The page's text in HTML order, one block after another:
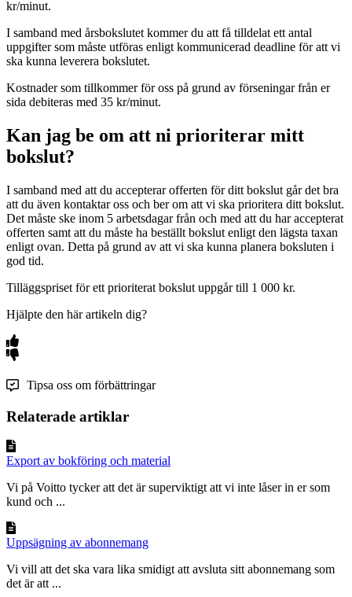
kr/minut.
I samband med årsbokslutet kommer du att få tilldelat ett antal
uppgifter som måste utföras enligt kommunicerad deadline för att vi
ska kunna leverera bokslutet.
Kostnader som tillkommer för oss på grund av förseningar från er
sida debiteras med 35 kr/minut.
Kan jag be om att ni prioriterar mitt
bokslut?
I samband med att du accepterar offerten för ditt bokslut går det bra
att du även kontaktar oss och ber om att vi ska prioritera ditt bokslut.
Det måste ske inom 5 arbetsdagar från och med att du har accepterat
offerten samt att du måste ha beställt bokslut enligt den lägsta taxan
enligt ovan. Detta på grund av att vi ska kunna planera boksluten i
god tid.
Tilläggspriset för ett prioriterat bokslut uppgår till 1 000 kr.
Hjälpte den här artikeln dig?
Tipsa oss om förbättringar
Relaterade artiklar
Export av bokföring och material
Vi på Voitto tycker att det är superviktigt att vi inte låser in er som
kund och ...
Uppsägning av abonnemang
Vi vill att det ska vara lika smidigt att avsluta sitt abonnemang som
det är att ...